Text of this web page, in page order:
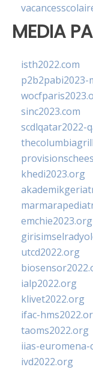
MEDIA
isth2022.com
p2b2pabi2023-
sinc2023.com
scdlqatar2022-
khedi2023.org
emchie2023.org
utcd2022.org
ialp2022.org
klivet2022.org
ifac-
taoms2022.org
iias-
ivd2022.org